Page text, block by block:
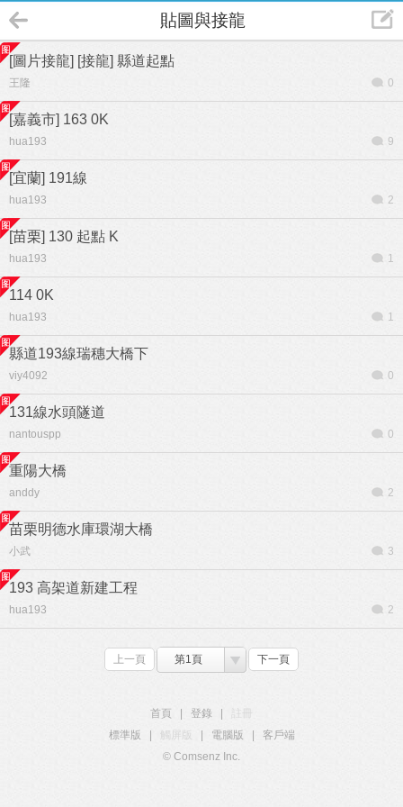
貼圖與接龍
[圖片接龍] [接龍] 縣道起點
王隆 0
[嘉義市] 163 0K
hua193 9
[宜蘭] 191線
hua193 2
[苗栗] 130 起點 K
hua193 1
114 0K
hua193 1
縣道193線瑞穗大橋下
viy4092 0
131線水頭隧道
nantouspp 0
重陽大橋
anddy 2
苗栗明德水庫環湖大橋
小武 3
193 高架道新建工程
hua193 2
上一頁 第1頁 下一頁
首頁 登錄
標準版
觸屏版 電腦版
客戶端
© Comsenz Inc.